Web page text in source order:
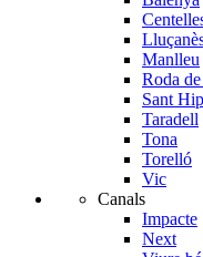
Manlleu
Roda
Sant
Taradell
Tona
Torelló
Vic
Canals
Impacte
Next